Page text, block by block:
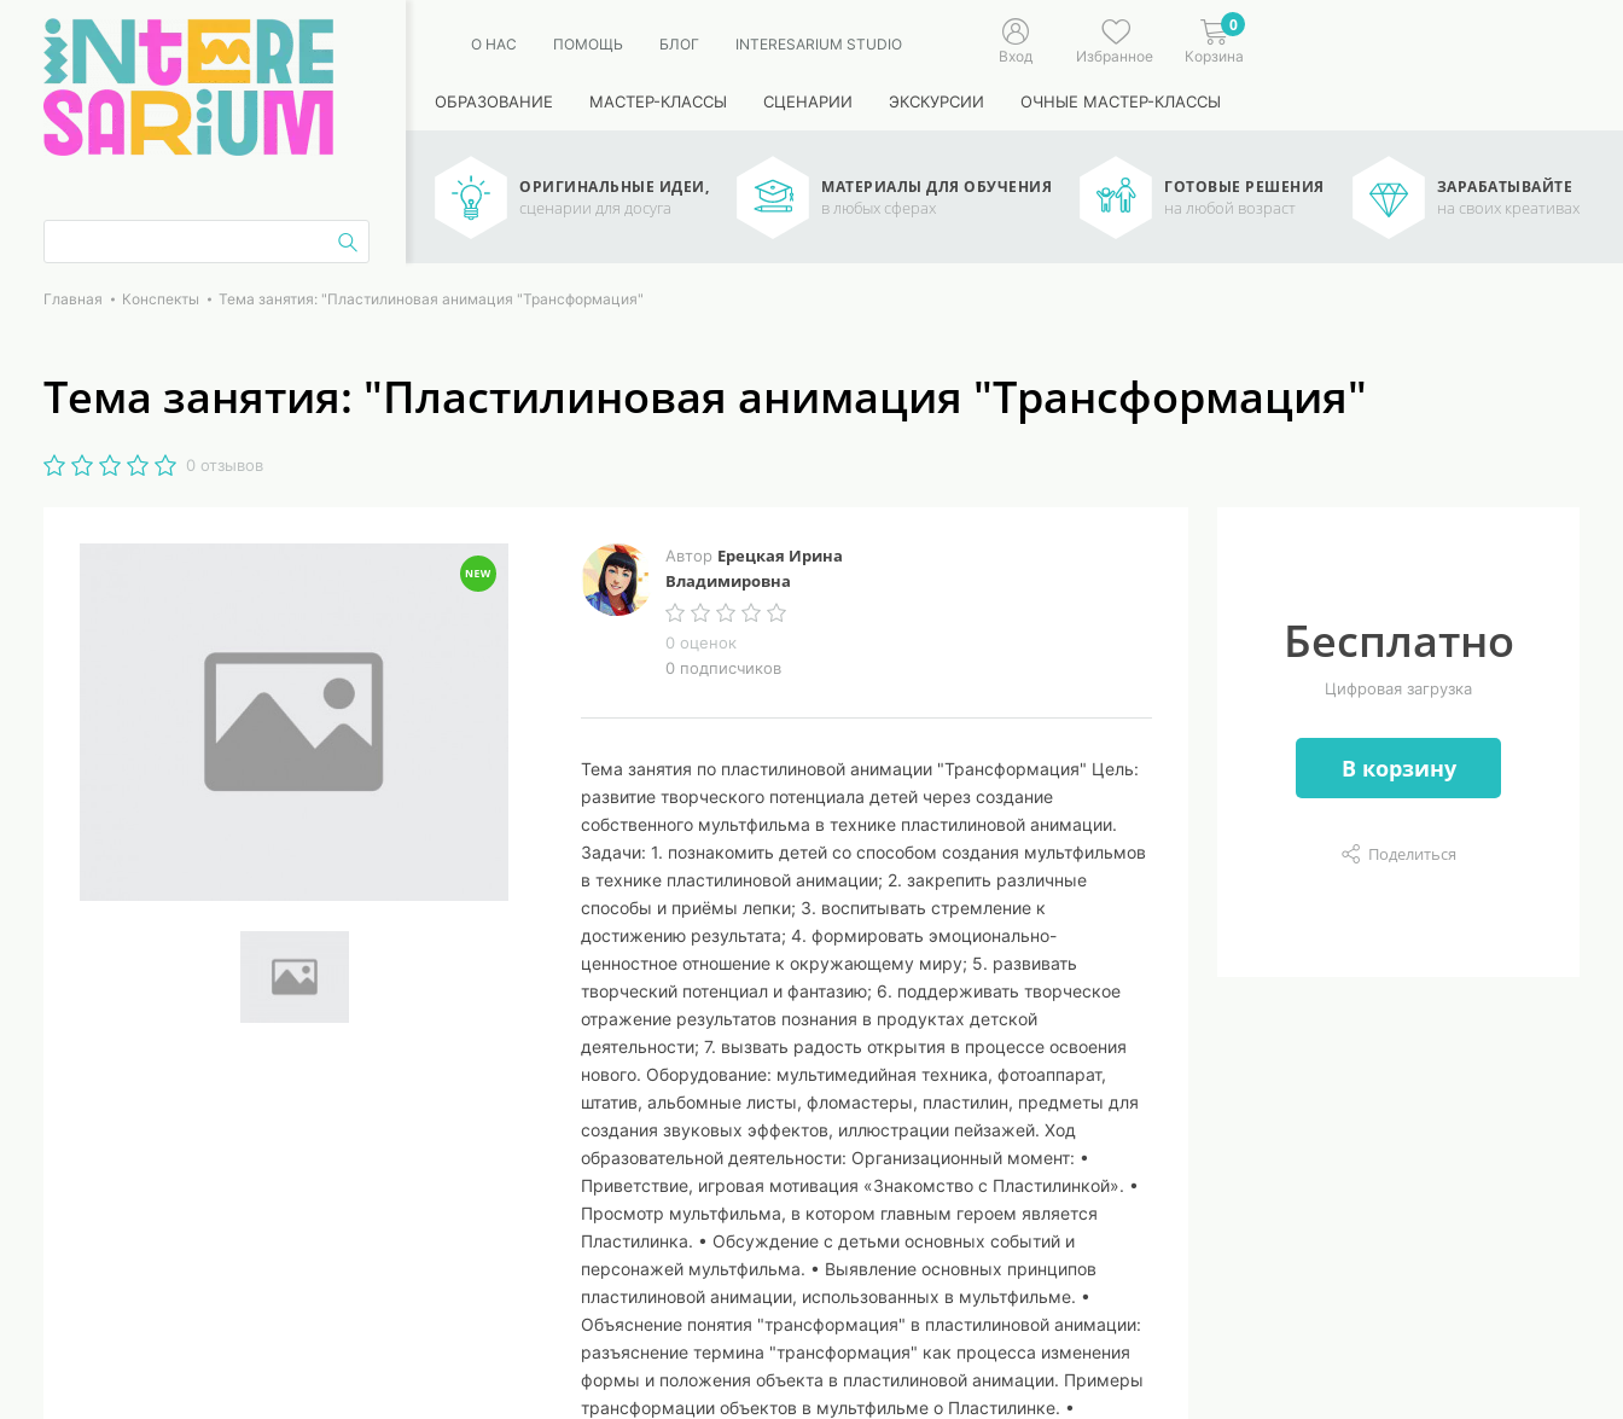
О НАС ПОМОЩЬ БЛОГ INTERESARIUM STUDIO
Вход Избранное
0
Корзина
ОБРАЗОВАНИЕ МАСТЕР-КЛАССЫ СЦЕНАРИИ ЭКСКУРСИИ ОЧНЫЕ МАСТЕР-КЛАССЫ
ОРИГИНАЛЬНЫЕ ИДЕИ,
сценарии для досуга
МАТЕРИАЛЫ ДЛЯ ОБУЧЕНИЯ
в любых сферах
ГОТОВЫЕ РЕШЕНИЯ
на любой возраст
ЗАРАБАТЫВАЙТЕ
на своих креативах
Главная Конспекты Тема занятия: "Пластилиновая анимация "Трансформация"
Тема занятия: "Пластилиновая анимация "Трансформация"
0 отзывов
Автор Ерецкая Ирина
Владимировна
0 оценок
0 подписчиков
Тема занятия по пластилиновой анимации "Трансформация" Цель:
развитие творческого потенциала детей через создание
собственного мультфильма в технике пластилиновой анимации.
Задачи: 1. познакомить детей со способом создания мультфильмов
в технике пластилиновой анимации; 2. закрепить различные
способы и приёмы лепки; 3. воспитывать стремление к
достижению результата; 4. формировать эмоционально-
ценностное отношение к окружающему миру; 5. развивать
творческий потенциал и фантазию; 6. поддерживать творческое
отражение результатов познания в продуктах детской
деятельности; 7. вызвать радость открытия в процессе освоения
нового. Оборудование: мультимедийная техника, фотоаппарат,
штатив, альбомные листы, фломастеры, пластилин, предметы для
создания звуковых эффектов, иллюстрации пейзажей. Ход
образовательной деятельности: Организационный момент: •
Приветствие, игровая мотивация «Знакомство с Пластилинкой». •
Просмотр мультфильма, в котором главным героем является
Пластилинка. • Обсуждение с детьми основных событий и
персонажей мультфильма. • Выявление основных принципов
пластилиновой анимации, использованных в мультфильме. •
Объяснение понятия "трансформация" в пластилиновой анимации:
разъяснение термина "трансформация" как процесса изменения
формы и положения объекта в пластилиновой анимации. Примеры
трансформации объектов в мультфильме о Пластилинке. •
Бесплатно
Цифровая загрузка
В корзину
Поделиться